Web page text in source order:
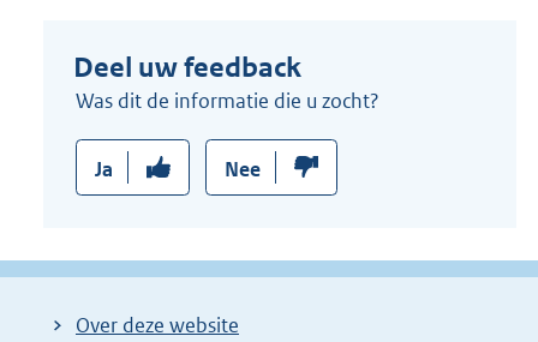
Deel uw feedback
Was dit de informatie die u zocht?
Ja Nee
Over deze website